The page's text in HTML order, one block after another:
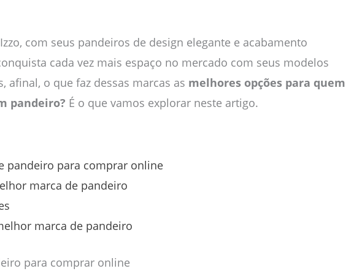
com seus pandeiros de design elegante e acabamento
cada vez mais espaço no mercado com seus modelos
afinal, o que faz dessas marcas as melhores opções para quem
pandeiro? É o que vamos explorar neste artigo.
pandeiro para comprar online
marca de pandeiro
marca de pandeiro
para comprar online